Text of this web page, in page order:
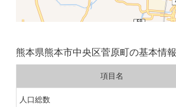
熊本県熊本市中央区菅原町の基本情報
項目名
人口総数